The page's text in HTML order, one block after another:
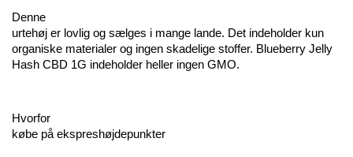
Denne
urtehøj er lovlig og sælges i mange lande. Det indeholder kun
organiske materialer og ingen skadelige stoffer. Blueberry Jelly
Hash CBD 1G indeholder heller ingen GMO.
Hvorfor
købe på ekspreshøjdepunkter